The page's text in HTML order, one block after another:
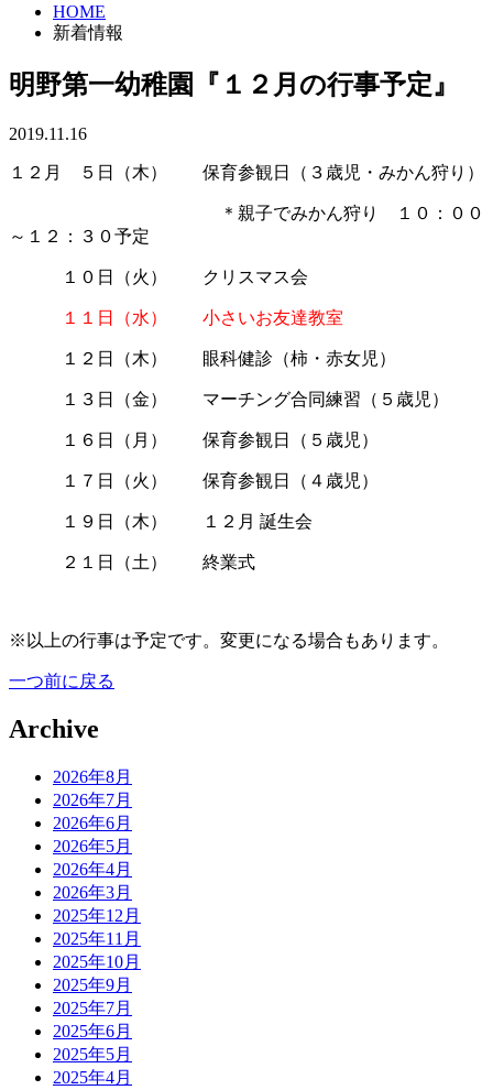
HOME
新着情報
明野第一幼稚園『１２月の行事予定』
2019.11.16
１２月 ５日（木） 保育参観日（３歳児・みかん狩り）
＊親子でみかん狩り １０：００
～１２：３０予定
１０日（火） クリスマス会
１１日（水） 小さいお友達教室
１２日（木） 眼科健診（柿・赤女児）
１３日（金） マーチング合同練習（５歳児）
１６日（月） 保育参観日（５歳児）
１７日（火） 保育参観日（４歳児）
１９日（木） １２月 誕生会
２１日（土） 終業式
※以上の行事は予定です。変更になる場合もあります。
一つ前に戻る
Archive
2026年8月
2026年7月
2026年6月
2026年5月
2026年4月
2026年3月
2025年12月
2025年11月
2025年10月
2025年9月
2025年7月
2025年6月
2025年5月
2025年4月